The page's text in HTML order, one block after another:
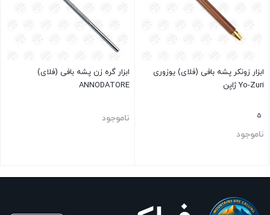
ابزار زونکر پشه بافی (فلای) یوزوری
Yo-Zuri ژاپن
5
ناموجود
ابزار گره زن پشه بافی (فلای)
ANNODATORE
ناموجود